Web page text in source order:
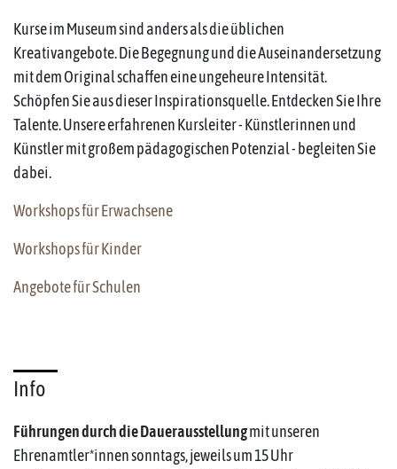
Kurse im Museum sind anders als die üblichen
Kreativangebote. Die Begegnung und die Auseinandersetzung
mit dem Original schaffen eine ungeheure Intensität.
Schöpfen Sie aus dieser Inspirationsquelle. Entdecken Sie Ihre
Talente. Unsere erfahrenen Kursleiter - Künstlerinnen und
Künstler mit großem pädagogischen Potenzial - begleiten Sie
dabei.
Workshops für Erwachsene
Workshops für Kinder
Angebote für Schulen
Info
Führungen durch die Dauerausstellungmit unseren
Ehrenamtler*innen sonntags, jeweils um 15 Uhr